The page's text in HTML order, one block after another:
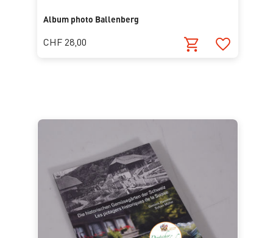
Album photo Ballenberg
CHF 28,00